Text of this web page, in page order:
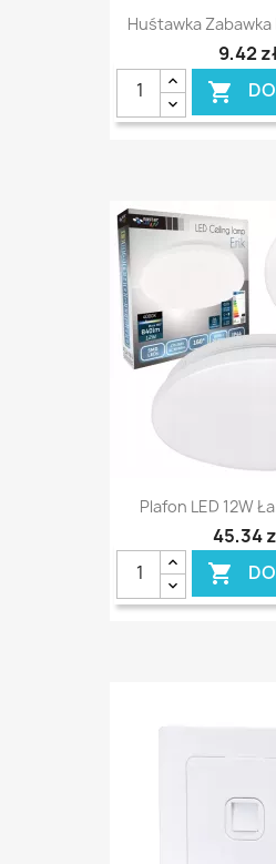
Huśtawka Zabawka
9,42

Plafon LED 12W
45,34
